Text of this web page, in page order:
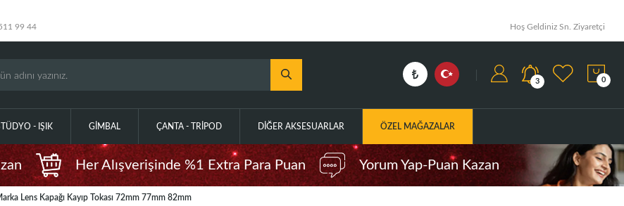
99 44 Hoş Geldiniz Sn. Ziyaretçi
3 0
- IŞIK GIMBAL ÇANTA - TRIPOD DIĞER AKSESUARLAR ÖZEL MAĞAZALAR
Her Alışverişinde %1 Extra Para Puan Yorum Yap-Puan Kazan
Lens Kapağı Kayıp Tokası 72mm 77mm 82mm